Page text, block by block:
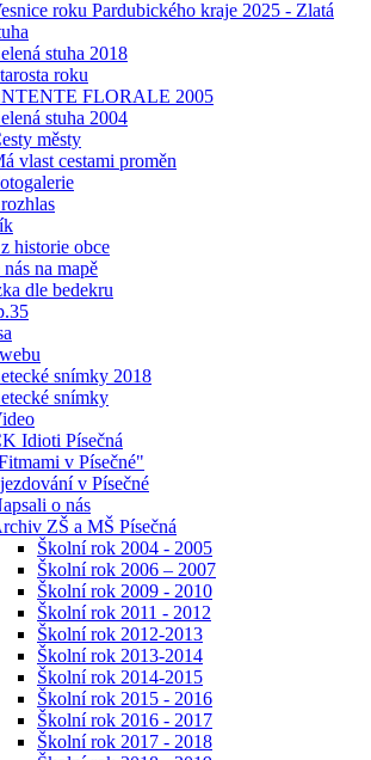
roku Pardubického kraje 2025 - Zlatá
stuha 2018
roku
FLORALE 2005
stuha 2004
městy
vlast cestami proměn
historie obce
na mapě
dle bedekru
snímky 2018
snímky
Idioti Písečná
v Písečné"
v Písečné
o nás
ZŠ a MŠ Písečná
Školní rok 2004 - 2005
Školní rok 2006 – 2007
Školní rok 2009 - 2010
Školní rok 2011 - 2012
Školní rok 2012-2013
Školní rok 2013-2014
Školní rok 2014-2015
Školní rok 2015 - 2016
Školní rok 2016 - 2017
Školní rok 2017 - 2018